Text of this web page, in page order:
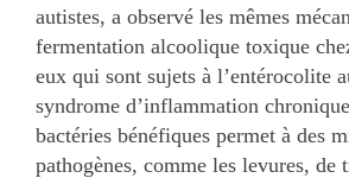
autistes, a observé les mêmes
fermentation alcoolique toxique
eux qui sont sujets à l’entérocolite
syndrome d’inflammation
bactéries bénéfiques permet à des
pathogènes, comme les levures, de